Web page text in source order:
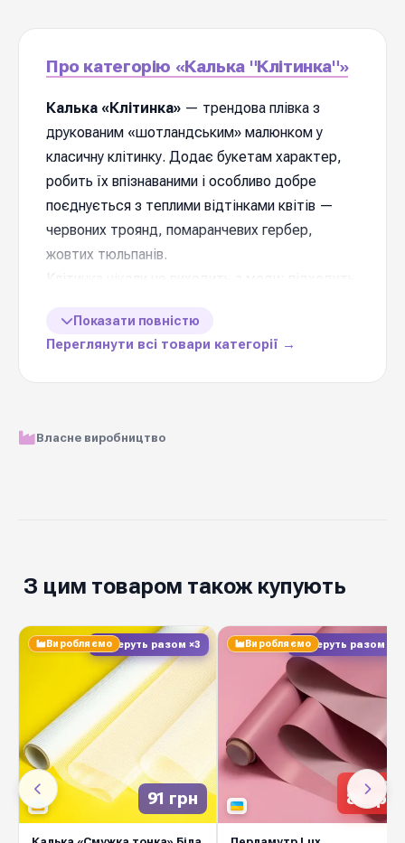
Про категорію «Калька "Клітинка"»
Калька «Клітинка» — трендова плівка з
друкованим «шотландським» малюнком у
класичну клітинку. Додає букетам характер,
робить їх впізнаваними і особливо добре
поєднується з теплими відтінками квітів —
червоних троянд, помаранчевих гербер,
жовтих тюльпанів.
Клітинка ніколи не виходить з моди: підходить
композицій на свята і для магазинів, які
шукають пакування з характером.
Ціна вказана за 1 рулон
Щільність 40 мікрон
Колекція
кольорів
14 відтінків
Вологостійкість 100%
Показати повністю
Переглянути всі товари категорії →
Власне виробництво
З цим товаром також купують
91 грн
Беруть разом ×3
Виробляємо
149 грн
85 грн
Беруть разом ×3
Виробляємо